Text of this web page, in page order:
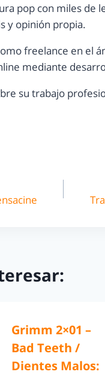
pop con miles de
y opinión propia.
freelance en el
mediante
su trabajo
Grimm 2×01 –
Bad Teeth /
Dientes Malos: